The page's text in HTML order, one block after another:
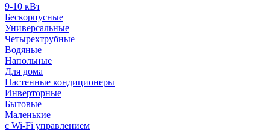
9-10 кВт
Бескорпусные
Универсальные
Четырехтрубные
Водяные
Напольные
Для дома
Настенные кондиционеры
Инверторные
Бытовые
Маленькие
с Wi-Fi управлением